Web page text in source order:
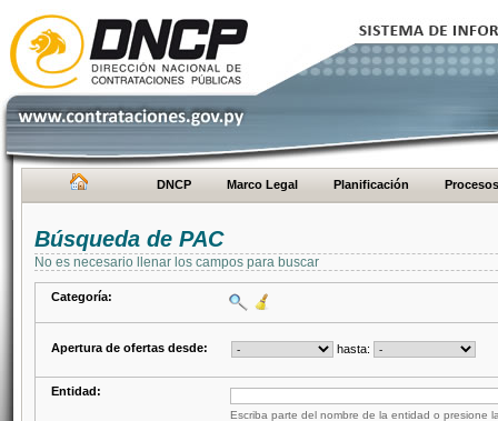
DNCP Marco Legal Planificación Procesos
Búsqueda de PAC
No es necesario llenar los campos para buscar
Categoría:
Apertura de ofertas desde: hasta:
Entidad:
Escriba parte del nombre de la entidad o presione